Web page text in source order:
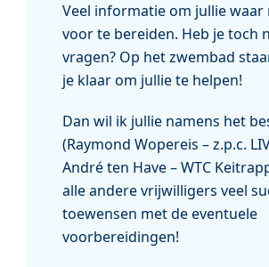
Veel informatie om jullie waar
voor te bereiden. Heb je toch
vragen? Op het zwembad
je klaar om jullie te helpen!
Dan wil ik jullie namens het
(Raymond Wopereis – z.p.c.
André ten Have – WTC
alle andere vrijwilligers veel
toewensen met de eventuele
voorbereidingen!